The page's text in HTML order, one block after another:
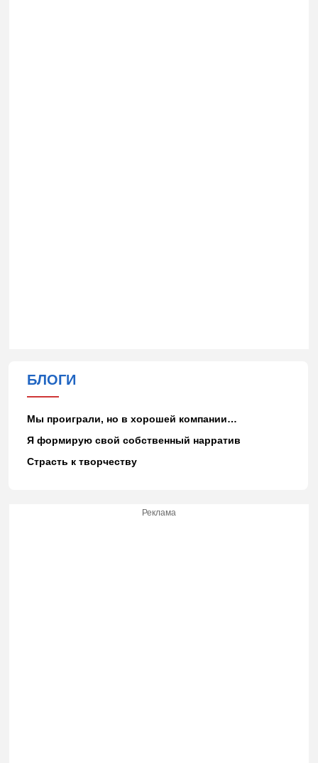
БЛОГИ
Мы проиграли, но в хорошей компании…
Я формирую свой собственный нарратив
Страсть к творчеству
Реклама